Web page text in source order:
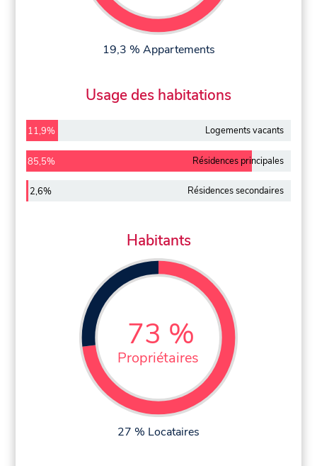
19,3 % Appartements
Usage des habitations
11,9% Logements vacants
85,5% Résidences principales
2,6% Résidences secondaires
Habitants
73 %
Propriétaires
27 % Locataires